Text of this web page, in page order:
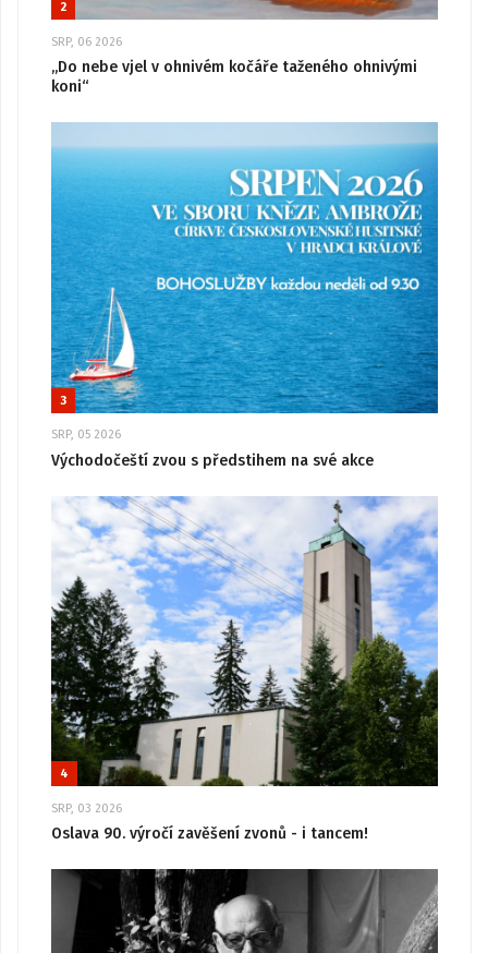
2
SRP, 06 2026
„Do nebe vjel v ohnivém kočáře taženého ohnivými
koni“
3
SRP, 05 2026
Východočeští zvou s předstihem na své akce
4
SRP, 03 2026
Oslava 90. výročí zavěšení zvonů - i tancem!